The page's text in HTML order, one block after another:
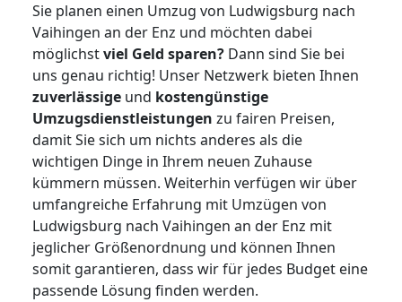
Sie planen einen Umzug von Ludwigsburg nach
Vaihingen an der Enz und möchten dabei
möglichstviel Geld sparen? Dann sind Sie bei
uns genau richtig! Unser Netzwerk bieten Ihnen
zuverlässige und kostengünstige
Umzugsdienstleistungen zu fairen Preisen,
damit Sie sich um nichts anderes als die
wichtigen Dinge in Ihrem neuen Zuhause
kümmern müssen. Weiterhin verfügen wir über
umfangreiche Erfahrung mit Umzügen von
Ludwigsburg nach Vaihingen an der Enz mit
jeglicher Größenordnung und können Ihnen
somit garantieren, dass wir für jedes Budget eine
passende Lösung finden werden.